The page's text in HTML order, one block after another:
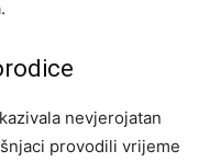
nevjerojatan
provodili vrijeme